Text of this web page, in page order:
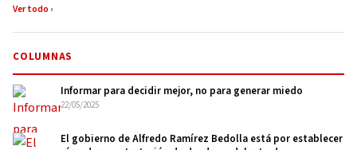
Ver todo ›
COLUMNAS
Informar para decidir mejor, no para generar miedo
22/05/2025
El gobierno de Alfredo Ramírez Bedolla está por establecer